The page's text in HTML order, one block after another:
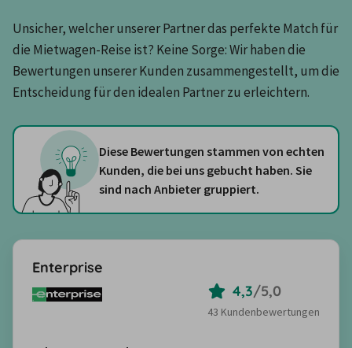
Unsicher, welcher unserer Partner das perfekte Match für
die Mietwagen-Reise ist? Keine Sorge: Wir haben die
Bewertungen unserer Kunden zusammengestellt, um die
Entscheidung für den idealen Partner zu erleichtern.
Diese Bewertungen stammen von echten
Kunden, die bei uns gebucht haben. Sie
sind nach Anbieter gruppiert.
Enterprise
4,3/5,0
43 Kundenbewertungen